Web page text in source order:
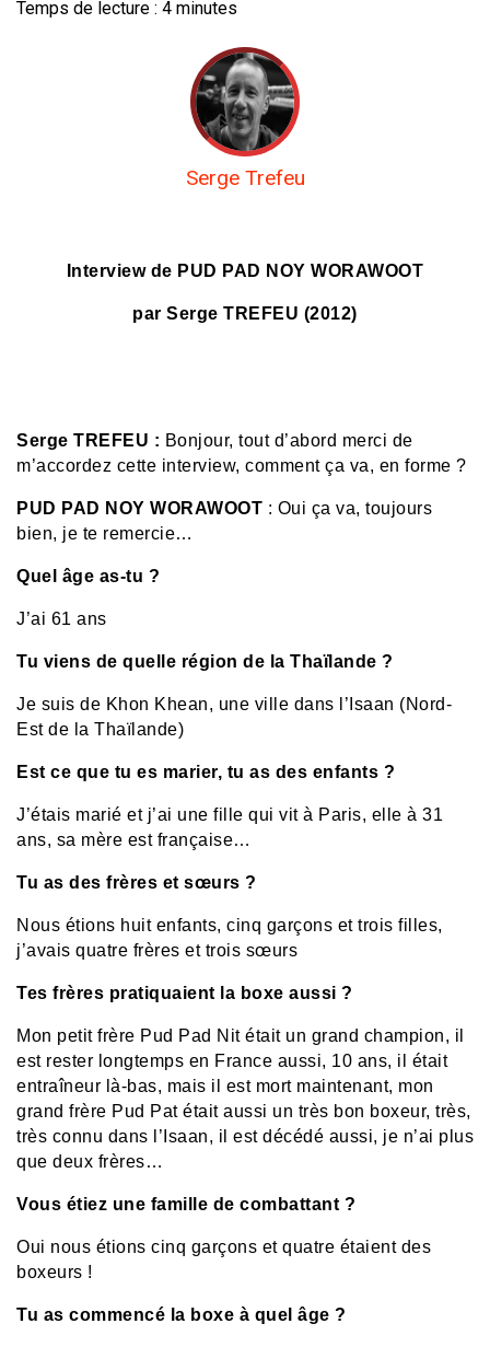
Temps de lecture : 4 minutes
Serge Trefeu
Interview de PUD PAD NOY WORAWOOT
par Serge TREFEU (2012)
Serge TREFEU : Bonjour, tout d’abord merci de
m’accordez cette interview, comment ça va, en forme ?
PUD PAD NOY WORAWOOT : Oui ça va, toujours
bien, je te remercie…
Quel âge as-tu ?
J’ai 61 ans
Tu viens de quelle région de la Thaïlande ?
Je suis de Khon Khean, une ville dans l’Isaan (Nord-
Est de la Thaïlande)
Est ce que tu es marier, tu as des enfants ?
J’étais marié et j’ai une fille qui vit à Paris, elle à 31
ans, sa mère est française…
Tu as des frères et sœurs ?
Nous étions huit enfants, cinq garçons et trois filles,
j’avais quatre frères et trois sœurs
Tes frères pratiquaient la boxe aussi ?
Mon petit frère Pud Pad Nit était un grand champion, il
est rester longtemps en France aussi, 10 ans, il était
entraîneur là-bas, mais il est mort maintenant, mon
grand frère Pud Pat était aussi un très bon boxeur, très,
très connu dans l’Isaan, il est décédé aussi, je n’ai plus
que deux frères…
Vous étiez une famille de combattant ?
Oui nous étions cinq garçons et quatre étaient des
boxeurs !
Tu as commencé la boxe à quel âge ?